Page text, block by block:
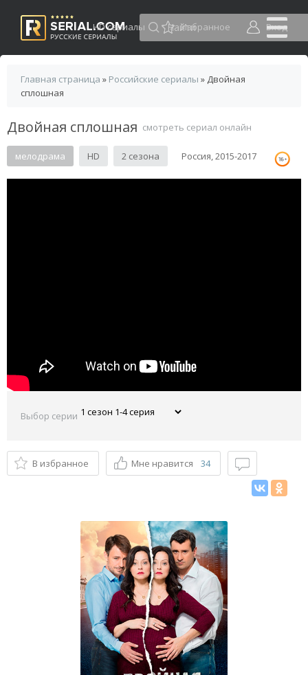
HD сериалы Избранное Вход
Главная страница » Российские сериалы » Двойная
сплошная
Двойная сплошная смотреть сериал онлайн
мелодрама HD 2 сезона Россия, 2015-2017
Выбор серии
В избранное Мне нравится 34